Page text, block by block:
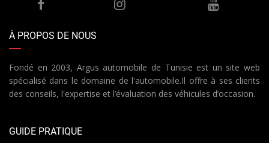
À PROPOS DE NOUS
Fondé en 2003, Argus automobile de Tunisie est un site web
spécialisé dans le domaine de l'automobile.Il offre à ses clients
des conseils, l'expertise et l’évaluation des véhicules d’occasion.
GUIDE PRATIQUE